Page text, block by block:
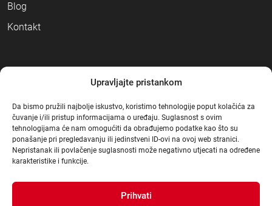
Upravljajte pristankom
Da bismo pružili najbolje iskustvo, koristimo tehnologije poput kolačića za
čuvanje i/ili pristup informacijama o uređaju. Suglasnost s ovim
tehnologijama će nam omogućiti da obrađujemo podatke kao što su
ponašanje pri pregledavanju ili jedinstveni ID-ovi na ovoj web stranici.
Nepristanak ili povlačenje suglasnosti može negativno utjecati na određene
karakteristike i funkcije.
Prihvati
Blog
Kontakt